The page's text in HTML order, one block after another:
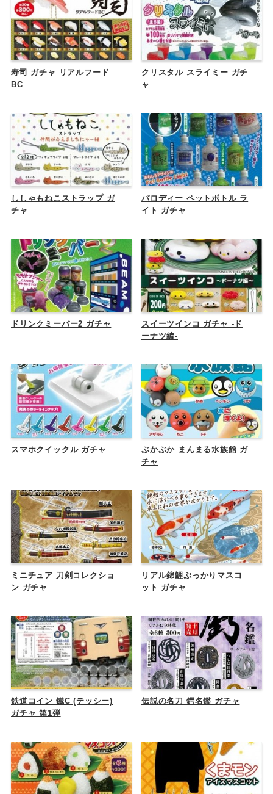
寿司 ガチャ リアルフード
BC
クリスタル スライミー ガチ
ャ
ししゃもねこストラップ ガ
チャ
パロディー ペットボトル ラ
イト ガチャ
ドリンクミーバー2 ガチャ
スイーツインコ ガチャ -ド
ーナツ編-
スマホクイックル ガチャ
ぷかぷか まんまる水族館 ガ
チャ
ミニチュア 刀剣コレクショ
ン ガチャ
リアル錦鯉ぷっかりマスコ
ット ガチャ
鉄道コイン 鐵C (テッシー)
ガチャ 第1弾
伝説の名刀 鍔名鑑 ガチャ